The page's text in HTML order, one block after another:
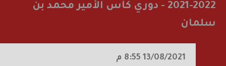
2021-2022
- دوري كأس الأمير محمد بن
سلمان
13/08/2021